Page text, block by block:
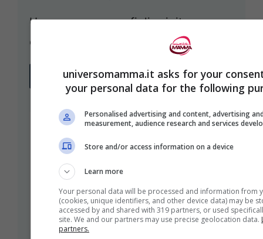
Una mamma e sua figlia si ritrovano
dopo molti anni
Leggi Tutto
universomamma.it asks for your
your personal data for the following
Personalised advertising and content, advertising
measurement, audience research and services
Store and/or access information on a device
Learn more
Your personal data will be processed and information from
(cookies, unique identifiers, and other device data) may be
accessed by and shared with 319 partners, or used
site. We and our partners may use precise geolocation data.
partners.